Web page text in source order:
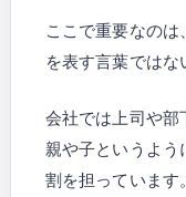
ここで重要なの
を表す言葉ではな
会社では上司や部
親や子というよう
割を担っています。